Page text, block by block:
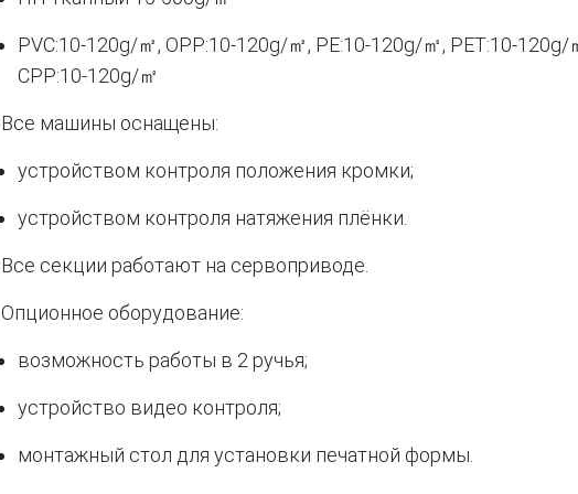
PVC:10-120g/㎡, OPP:10-120g/㎡, PE:10-120g/㎡, PET:10-120g/
CPP:10-120g/㎡
Все машины оснащены:
устройством контроля положения кромки;
устройством контроля натяжения плёнки.
Все секции работают на сервоприводе.
Опционное оборудование:
возможность работы в 2 ручья;
устройство видео контроля;
монтажный стол для установки печатной формы.